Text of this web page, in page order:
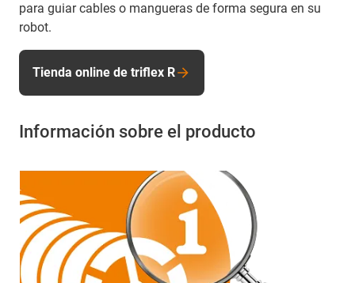
para guiar cables o mangueras de forma segura en su
robot.
Tienda online de triflex R
Información sobre el producto